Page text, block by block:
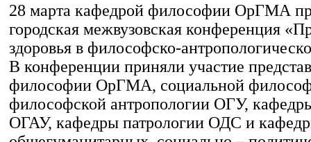
28 марта кафедрой философии ОрГМА
городская межвузовская конференция
здоровья в философско-
В конференции приняли участие
философии ОрГМА, социальной
философской антропологии ОГУ,
ОГАУ, кафедры патрологии ОДС и